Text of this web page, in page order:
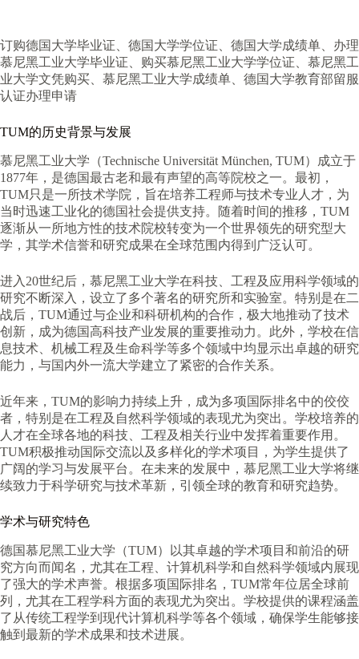
订购德国大学毕业证、德国大学学位证、德国大学成绩单、办理
慕尼黑工业大学毕业证、购买慕尼黑工业大学学位证、慕尼黑工
业大学文凭购买、慕尼黑工业大学成绩单、德国大学教育部留服
认证办理申请
TUM的历史背景与发展
慕尼黑工业大学（Technische Universität München, TUM）成立于
1877年，是德国最古老和最有声望的高等院校之一。最初，
TUM只是一所技术学院，旨在培养工程师与技术专业人才，为
当时迅速工业化的德国社会提供支持。随着时间的推移，TUM
逐渐从一所地方性的技术院校转变为一个世界领先的研究型大
学，其学术信誉和研究成果在全球范围内得到广泛认可。
进入20世纪后，慕尼黑工业大学在科技、工程及应用科学领域的
研究不断深入，设立了多个著名的研究所和实验室。特别是在二
战后，TUM通过与企业和科研机构的合作，极大地推动了技术
创新，成为德国高科技产业发展的重要推动力。此外，学校在信
息技术、机械工程及生命科学等多个领域中均显示出卓越的研究
能力，与国内外一流大学建立了紧密的合作关系。
近年来，TUM的影响力持续上升，成为多项国际排名中的佼佼
者，特别是在工程及自然科学领域的表现尤为突出。学校培养的
人才在全球各地的科技、工程及相关行业中发挥着重要作用。
TUM积极推动国际交流以及多样化的学术项目，为学生提供了
广阔的学习与发展平台。在未来的发展中，慕尼黑工业大学将继
续致力于科学研究与技术革新，引领全球的教育和研究趋势。
学术与研究特色
德国慕尼黑工业大学（TUM）以其卓越的学术项目和前沿的研
究方向而闻名，尤其在工程、计算机科学和自然科学领域内展现
了强大的学术声誉。根据多项国际排名，TUM常年位居全球前
列，尤其在工程学科方面的表现尤为突出。学校提供的课程涵盖
了从传统工程学到现代计算机科学等各个领域，确保学生能够接
触到最新的学术成果和技术进展。